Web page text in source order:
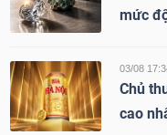
mức
03/08
Chủ
cao